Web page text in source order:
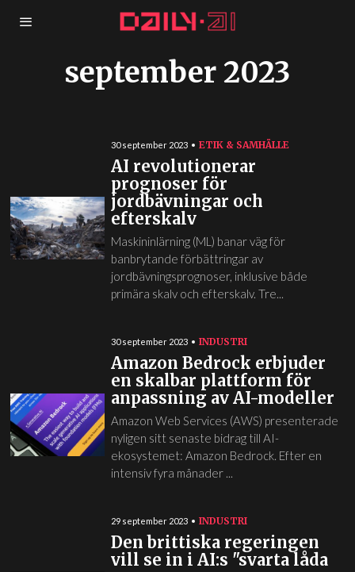
september 2023
30 september 2023 ETIK & SAMHÄLLE
AI revolutionerar
prognoser för
jordbävningar och
efterskalv
Maskininlärning (ML) banar väg för
banbrytande förbättringar av
jordbävningsprognoser, inklusive både
primära skalv och efterskalv. Tre...
30 september 2023 INDUSTRI
Amazon Bedrock erbjuder
en skalbar plattform för
anpassning av AI-modeller
Amazon Web Services (AWS) presenterade
nyligen sitt senaste bidrag till AI-
ekosystemet: Amazon Bedrock. Efter en
intensiv fyra månader ...
29 september 2023 INDUSTRI
Den brittiska regeringen
vill se in i AI:s "svarta låda